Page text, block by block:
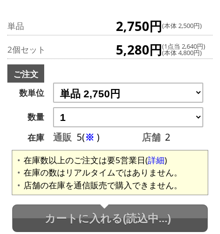
単品 2,750円(本体 2,500円)
2個セット 5,280円(1点当 2,640円)
(本体 4,800円)
ご注文
数単位
数量
在庫
通販 5(※ ) 店舗 2
在庫数以上のご注文は要5営業日(詳細)
在庫の数はリアルタイムではありません。
店舗の在庫を通信販売で購入できません。
カートに入れる(読込中...)